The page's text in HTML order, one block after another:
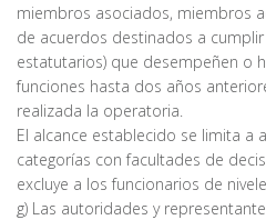
miembros asociados, miembros
de acuerdos destinados a
estatutarios) que desempeñen o
funciones hasta dos años
realizada la operatoria.
El alcance establecido se limita a
categorías con facultades de
excluye a los funcionarios de
g) Las autoridades y